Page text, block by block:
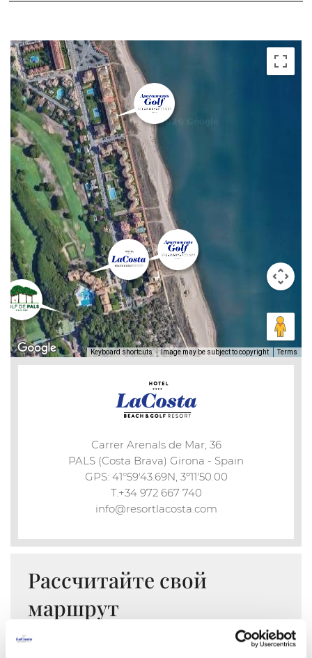
Keyboard shortcuts Image may be subject to copyright Terms
Carrer Arenals de Mar, 36
PALS (Costa Brava) Girona - Spain
GPS: 41°59'43.69N, 3º11'50.00
T.+34 972 667 740
info@resortlacosta.com
Рассчитайте свой
маршрут
Pассчитать